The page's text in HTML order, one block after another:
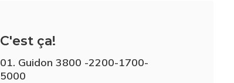
C'est ça!
01. Guidon 3800 -2200-1700-
5000